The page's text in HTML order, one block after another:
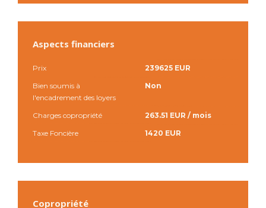
Aspects financiers
Prix
239625 EUR
Bien soumis à
l'encadrement des loyers
Non
Charges copropriété
263.51 EUR / mois
Taxe Foncière
1420 EUR
Copropriété